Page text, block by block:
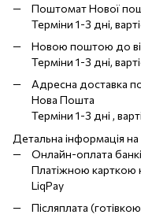
Поштомат Нової
Терміни 1-3 дні,
Новою поштою до
Терміни 1-3 дні,
Адресна доставка
Нова Пошта
Терміни 1-3 дні ,
Детальна інформація на
Онлайн-оплата
Платіжною карткою
LiqPay
Післяплата